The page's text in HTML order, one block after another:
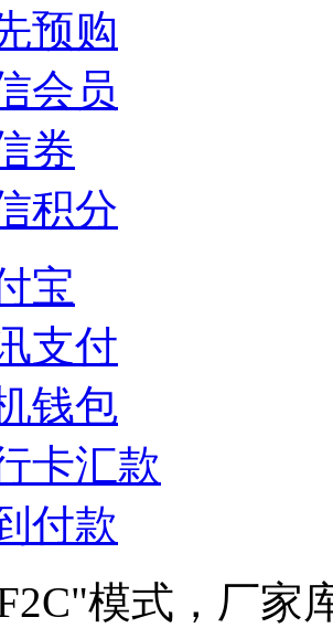
预购
会员
券
积分
宝
支付
钱包
卡汇款
付款
模式，厂家